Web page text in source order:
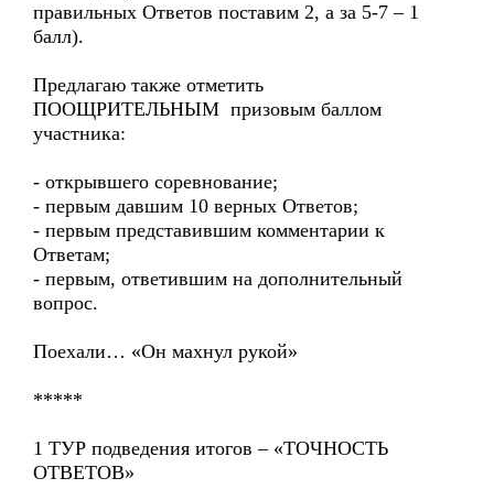
правильных Ответов поставим 2, а за 5-7 – 1
балл).
Предлагаю также отметить
ПООЩРИТЕЛЬНЫМ призовым баллом
участника:
- открывшего соревнование;
- первым давшим 10 верных Ответов;
- первым представившим комментарии к
Ответам;
- первым, ответившим на дополнительный
вопрос.
Поехали… «Он махнул рукой»
*****
1 ТУР подведения итогов – «ТОЧНОСТЬ
ОТВЕТОВ»